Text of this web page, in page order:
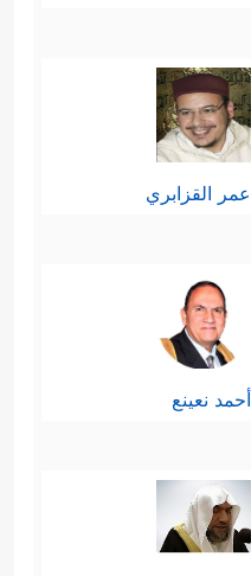
عمر القزابري
أحمد نعينع